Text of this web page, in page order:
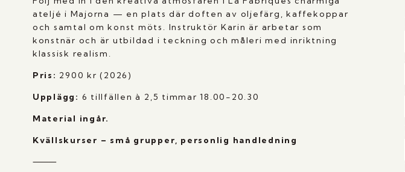
ateljé i Majorna — en plats där doften av oljefärg, kaffekoppar
och samtal om konst möts. Instruktör Karin är arbetar som
konstnär och är utbildad i teckning och måleri med inriktning
klassisk realism.
Pris: 2900 kr (2026)
Upplägg: 6 tillfällen à 2,5 timmar 18.00-20.30
Material ingår.
Kvällskurser – små grupper, personlig handledning
⸻